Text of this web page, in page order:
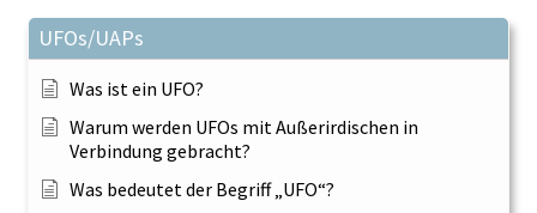
UFOs/UAPs
Was ist ein UFO?
Warum werden UFOs mit Außerirdischen in
Verbindung gebracht?
Was bedeutet der Begriff „UFO“?